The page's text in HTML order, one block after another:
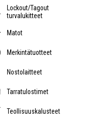
Lockout/Tagout
turvalukitteet
Matot
Merkintätuotteet
Nostolaitteet
Tarratulostimet
Teollisuuskalusteet